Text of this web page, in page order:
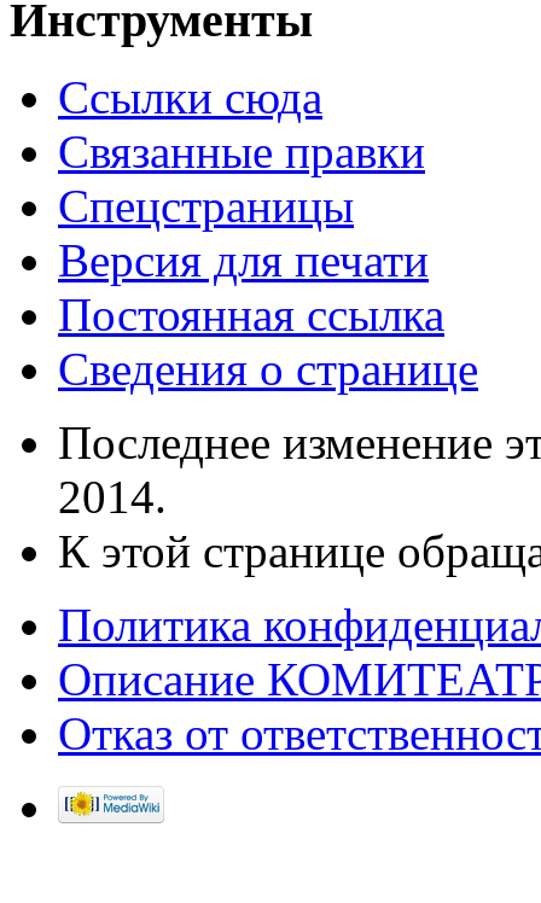
Инструменты
Ссылки сюда
Связанные правки
Спецстраницы
Версия для печати
Постоянная ссылка
Сведения о странице
Последнее изменение
2014.
К этой странице
Политика
Описание
Отказ от